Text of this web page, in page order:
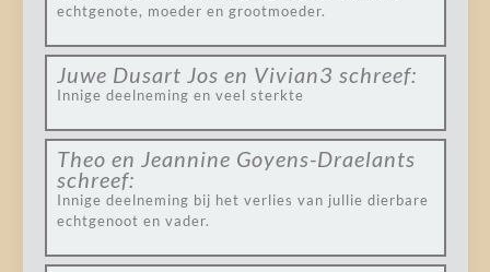
echtgenote, moeder en grootmoeder.
Juwe Dusart Jos en Vivian3 schreef:
Innige deelneming en veel sterkte
Theo en Jeannine Goyens-Draelants
schreef:
Innige deelneming bij het verlies van jullie dierbare
echtgenoot en vader.